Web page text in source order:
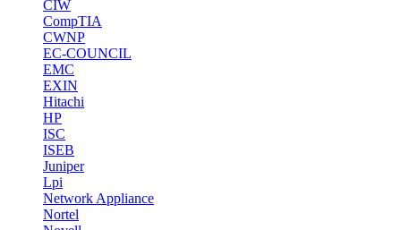
CIW
CompTIA
CWNP
EC-COUNCIL
EMC
EXIN
Hitachi
HP
ISC
ISEB
Juniper
Lpi
Network Appliance
Nortel